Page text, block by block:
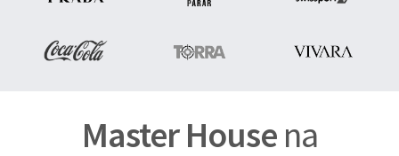
Master Housena